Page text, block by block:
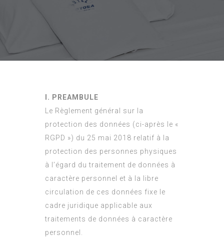
I. PREAMBULE
Le Règlement général sur la
protection des données (ci-après le «
RGPD ») du 25 mai 2018 relatif à la
protection des personnes physiques
à l’égard du traitement de données à
caractère personnel et à la libre
circulation de ces données fixe le
cadre juridique applicable aux
traitements de données à caractère
personnel.